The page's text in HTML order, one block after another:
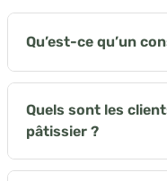
Qu’est-ce qu’un
Un consultant
mandaté par des
de l’hôtellerie ou de
pâtissière. Il
Quels sont les
pâtissier ?
Les clients typiques